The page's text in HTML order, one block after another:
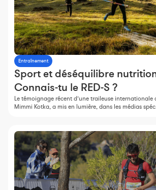
Entraînement
Sport et déséquilibre
Connais-tu le RED-S ?
Le témoignage récent d’une traileuse internationale
Mimmi Kotka, a mis en lumière, dans les médias